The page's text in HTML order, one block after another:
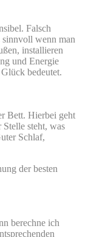
Falsch
sinnvoll wenn man
installieren
und Energie
bedeutet.
Bett. Hierbei geht
steht, was
Schlaf,
der besten
berechne ich